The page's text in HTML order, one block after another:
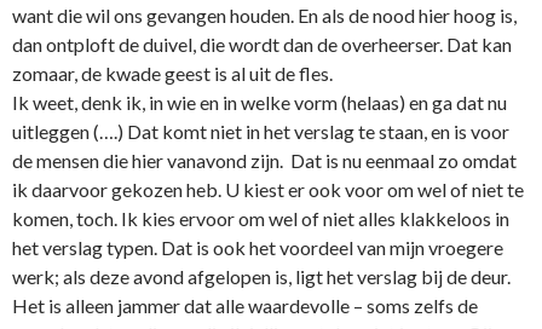
want die wil o­ns gevangen houden. En als de nood hier hoog is,
dan o­ntploft de duivel, die wordt dan de overheerser. Dat kan
zomaar, de kwade geest is al uit de fles.
Ik weet, denk ik, in wie en in welke vorm (helaas) en ga dat nu
uitleggen (….) Dat komt niet in het verslag te staan, en is voor
de mensen die hier vanavond zijn. Dat is nu eenmaal zo omdat
ik daarvoor gekozen heb. U kiest er ook voor om wel of niet te
komen, toch. Ik kies ervoor om wel of niet alles klakkeloos in
het verslag typen. Dat is ook het voordeel van mijn vroegere
werk; als deze avond afgelopen is, ligt het verslag bij de deur.
Het is alleen jammer dat alle waardevolle – soms zelfs de